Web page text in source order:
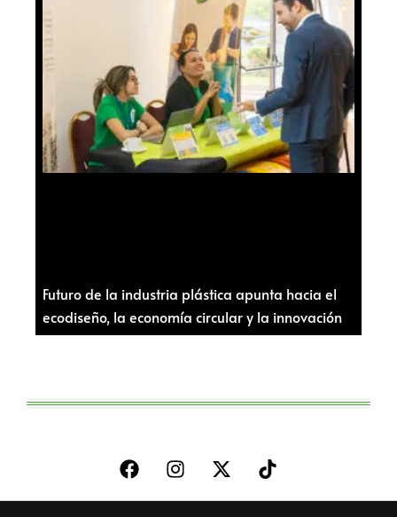
Futuro de la industria plástica apunta hacia el
ecodiseño, la economía circular y la innovación